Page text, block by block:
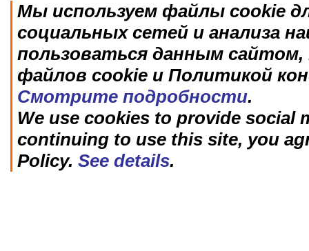
Мы используем файлы cookie
социальных сетей и анализа
пользоваться данным
файлов cookie и Политикой
Смотрите подробности.
We use cookies to provide social
continuing to use this site, you
Policy. See details.